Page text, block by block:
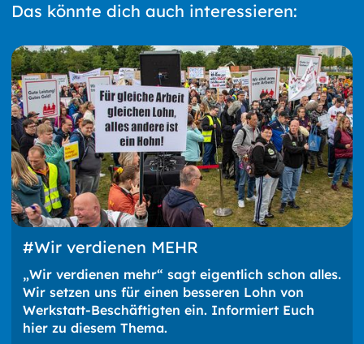
Das könnte dich auch interessieren:
#Wir verdienen MEHR
„Wir verdienen mehr“ sagt eigentlich schon alles.
Wir setzen uns für einen besseren Lohn von
Werkstatt-Beschäftigten ein. Informiert Euch
hier zu diesem Thema.